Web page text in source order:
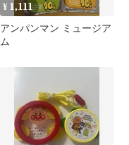
¥ 1,111
アンパンマン ミュージア
ム